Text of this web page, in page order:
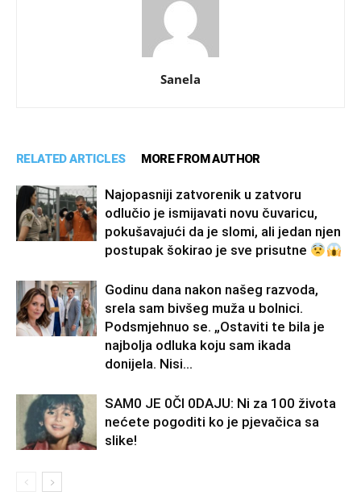
Sanela
RELATED ARTICLES MORE FROM AUTHOR
Najopasniji zatvorenik u zatvoru
odlučio je ismijavati novu čuvaricu,
pokušavajući da je slomi, ali jedan njen
postupak šokirao je sve prisutne
Godinu dana nakon našeg razvoda,
srela sam bivšeg muža u bolnici.
Podsmjehnuo se. „Ostaviti te bila je
najbolja odluka koju sam ikada
donijela. Nisi...
SAM0 JE 0Čl 0DAJU: Ni za 100 života
nećete pogoditi ko je pjevačica sa
slike!